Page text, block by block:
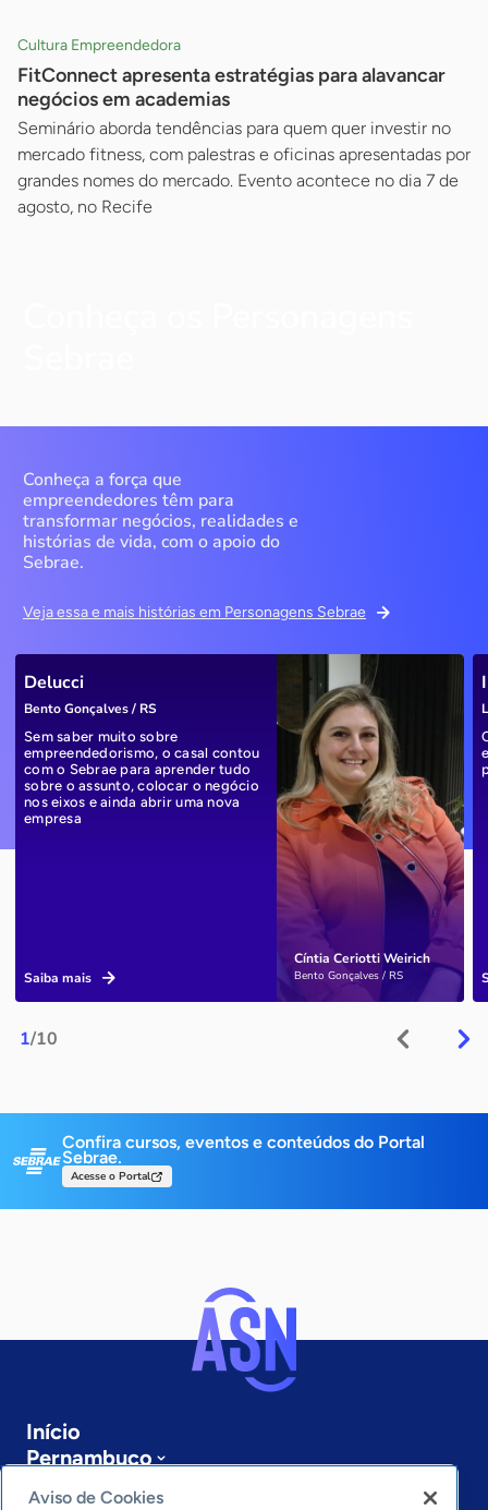
Cultura Empreendedora
FitConnect apresenta estratégias para alavancar
negócios em academias
Seminário aborda tendências para quem quer investir no
mercado fitness, com palestras e oficinas apresentadas por
grandes nomes do mercado. Evento acontece no dia 7 de
agosto, no Recife
Conheça a força que
empreendedores têm para
transformar negócios, realidades e
histórias de vida, com o apoio do
Sebrae.
Veja essa e mais histórias em Personagens Sebrae
1/10
Cíntia Ceriotti Weirich
Bento Gonçalves / RS
Delucci
Bento Gonçalves / RS
Sem saber muito sobre
empreendedorismo, o casal contou
com o Sebrae para aprender tudo
sobre o assunto, colocar o negócio
nos eixos e ainda abrir uma nova
empresa
Saiba mais
Confira cursos, eventos e conteúdos do Portal
Sebrae.
Acesse o Portal
Início
Pernambuco
Sobre a ASN
Aviso de Cookies